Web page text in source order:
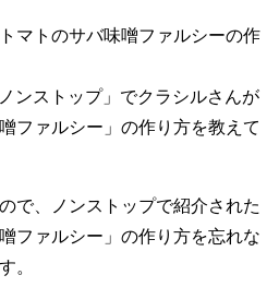
マトのサバ味噌ファルシーの作
ンストップ」でクラシルさんが
ファルシー」の作り方を教えて
で、ノンストップで紹介された
ファルシー」の作り方を忘れな
。